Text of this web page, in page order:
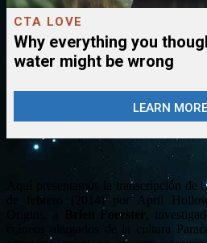
Aquí presentamos la transcripción de
de febrero (2014) por April
Brien Foerster
,
cráneos alargados de la cultura